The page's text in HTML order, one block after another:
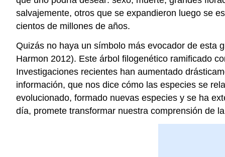
salvajemente, otros que se expandieron luego se
cientos de millones de años.
Quizás no haya un símbolo más evocador de esta
Harmon 2012). Este árbol filogenético ramificado
Investigaciones recientes han aumentado
información, que nos dice cómo las especies se
evolucionado, formado nuevas especies y se ha
día, promete transformar nuestra comprensión de